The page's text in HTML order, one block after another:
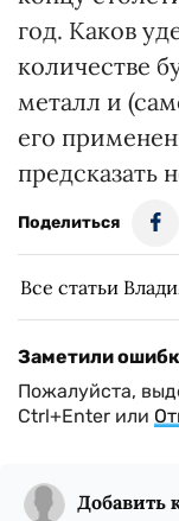
год. Каков
количестве
металл и
его
предсказать
Поделиться
Все статьи
Заметили
Пожалуйста,
Ctrl+Enter или
Добавить